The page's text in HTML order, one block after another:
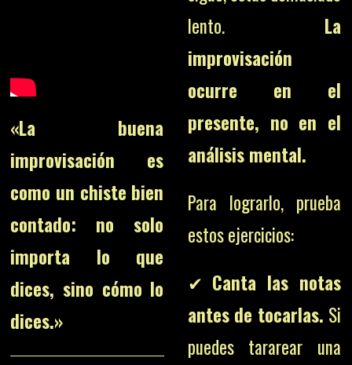
«La buena
improvisación es
como un chiste bien
contado: no solo
importa lo que
dices, sino cómo lo
dices.»
lento. La
improvisación
ocurre en el
presente, no en el
análisis mental.
Para lograrlo, prueba
estos ejercicios:
✔ Canta las notas
antes de tocarlas. Si
puedes tararear una